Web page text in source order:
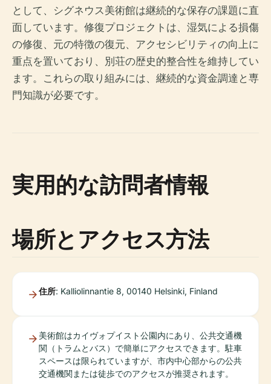
として、シグネウス美術館は継続的な保存の課題に直
面しています。修復プロジェクトは、湿気による損傷
の修復、元の特徴の復元、アクセシビリティの向上に
重点を置いており、別荘の歴史的整合性を維持してい
ます。これらの取り組みには、継続的な資金調達と専
門知識が必要です。
実用的な訪問者情報
場所とアクセス方法
住所: Kalliolinnantie 8, 00140 Helsinki, Finland
美術館はカイヴォプイスト公園内にあり、公共交通機
関（トラムとバス）で簡単にアクセスできます。駐車
スペースは限られていますが、市内中心部からの公共
交通機関または徒歩でのアクセスが推奨されます。